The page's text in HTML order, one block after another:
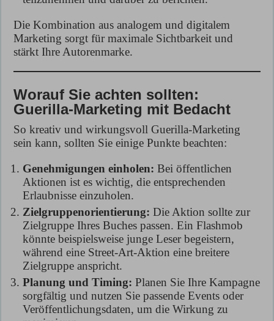
Die Kombination aus analogem und digitalem
Marketing sorgt für maximale Sichtbarkeit und
stärkt Ihre Autorenmarke.
Worauf Sie achten sollten:
Guerilla-Marketing mit Bedacht
So kreativ und wirkungsvoll Guerilla-Marketing
sein kann, sollten Sie einige Punkte beachten:
Genehmigungen einholen: Bei öffentlichen
Aktionen ist es wichtig, die entsprechenden
Erlaubnisse einzuholen.
Zielgruppenorientierung: Die Aktion sollte zur
Zielgruppe Ihres Buches passen. Ein Flashmob
könnte beispielsweise junge Leser begeistern,
während eine Street-Art-Aktion eine breitere
Zielgruppe anspricht.
Planung und Timing: Planen Sie Ihre Kampagne
sorgfältig und nutzen Sie passende Events oder
Veröffentlichungsdaten, um die Wirkung zu